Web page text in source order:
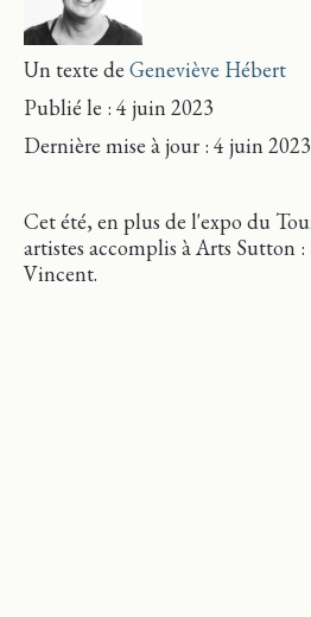
Un texte de Geneviève Hébert
Publié le : 4 juin 2023
Dernière mise à jour : 4 juin 2023
Cet été, en plus de l'expo du
artistes accomplis à Arts Sutton
Vincent.